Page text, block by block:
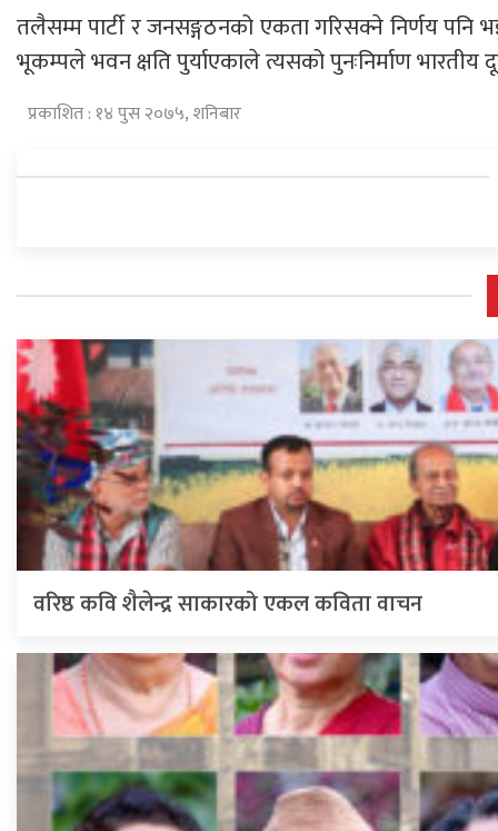
तलैसम्म पार्टी र जनसङ्गठनको एकता गरिसक्ने निर्णय पनि
भूकम्पले भवन क्षति पुर्याएकाले त्यसको पुनःनिर्माण
प्रकाशित : १४ पुस २०७५, शनिबार
वरिष्ठ कवि शैलेन्द्र साकारको एकल कविता वाचन